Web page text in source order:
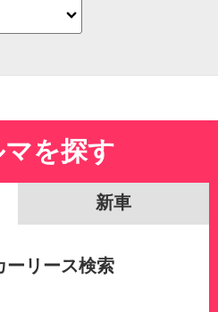
を探す
新車
ーリース検索